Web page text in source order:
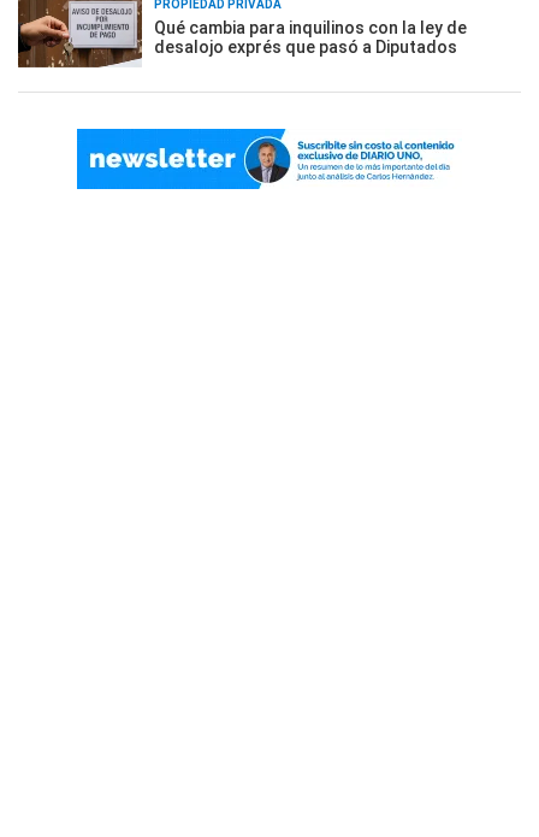
PROPIEDAD PRIVADA
Qué cambia para inquilinos con la ley de
desalojo exprés que pasó a Diputados